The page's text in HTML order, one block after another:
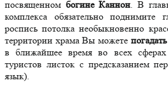
посвященном богине Каннон . В
комплекса обязательно поднимите
роспись потолка необыкновенно
территории храма Вы можете погадать
в ближайшее время во всех
туристов листок с предсказанием
язык).